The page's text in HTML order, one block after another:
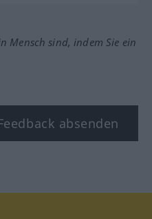
Mensch sind, indem Sie ein
absenden